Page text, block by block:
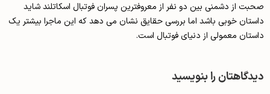
صحبت از دشمنی بین دو نفر از معروفترین پسران فوتبال اسکاتلند شاید
داستان خوبی باشد اما بررسی حقایق نشان می دهد که این ماجرا بیشتر یک
داستان معمولی از دنیای فوتبال است.
دیدگاهتان را بنویسید